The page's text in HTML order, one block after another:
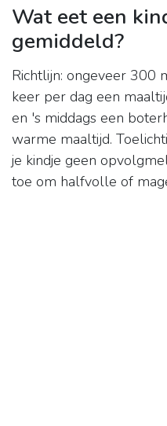
Wat eet een
gemiddeld?
Richtlijn: ongeveer 300
keer per dag een
en 's middags een
warme maaltijd.
je kindje geen
toe om halfvolle of